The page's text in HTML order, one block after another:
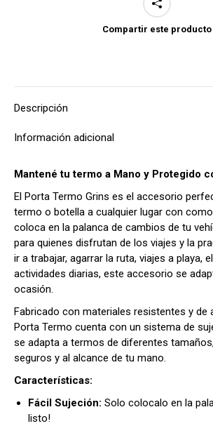
Compartir este producto
Descripción
Información adicional
Mantené tu termo a Mano y Protegido
El Porta Termo Grins es el accesorio
termo o botella a cualquier lugar con
coloca en la palanca de cambios de tu
para quienes disfrutan de los viajes y la
ir a trabajar, agarrar la ruta, viajes a playa,
actividades diarias, este accesorio se
ocasión.
Fabricado con materiales resistentes y de
Porta Termo cuenta con un sistema de
se adapta a termos de diferentes
seguros y al alcance de tu mano.
Características:
Fácil Sujeción: Solo colocalo en la
listo!